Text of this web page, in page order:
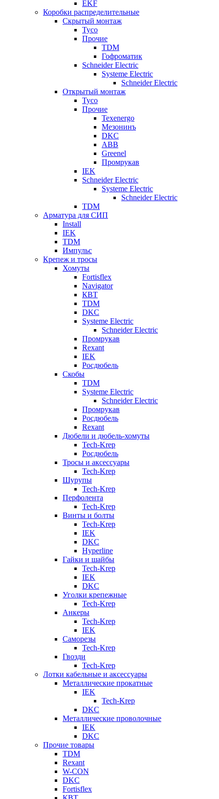
EKF
Коробки распределительные
Скрытый монтаж
Tyco
Прочие
TDM
Гофроматик
Schneider Electric
Systeme Electric
Schneider Electric
Открытый монтаж
Tyco
Прочие
Texenergo
Мезонинъ
DKC
ABB
Greenel
Промрукав
IEK
Schneider Electric
Systeme Electric
Schneider Electric
TDM
Арматура для СИП
Install
IEK
TDM
Импульс
Крепеж и тросы
Хомуты
Fortisflex
Navigator
КВТ
TDM
DKC
Systeme Electric
Schneider Electric
Промрукав
Rexant
IEK
Росдюбель
Скобы
TDM
Systeme Electric
Schneider Electric
Промрукав
Росдюбель
Rexant
Дюбели и дюбель-хомуты
Tech-Krep
Росдюбель
Тросы и аксессуары
Tech-Krep
Шурупы
Tech-Krep
Перфолента
Tech-Krep
Винты и болты
Tech-Krep
IEK
DKC
Hyperline
Гайки и шайбы
Tech-Krep
IEK
DKC
Уголки крепежные
Tech-Krep
Анкеры
Tech-Krep
IEK
Саморезы
Tech-Krep
Гвозди
Tech-Krep
Лотки кабельные и аксессуары
Металлические прокатные
IEK
Tech-Krep
DKC
Металлические проволочные
IEK
DKC
Прочие товары
TDM
Rexant
W-CON
DKC
Fortisflex